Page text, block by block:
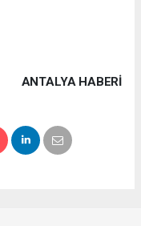
ANTALYA HABERİ